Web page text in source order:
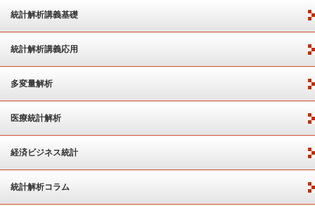
統計解析講義基礎
統計解析講義応用
多変量解析
医療統計解析
経済ビジネス統計
統計解析コラム